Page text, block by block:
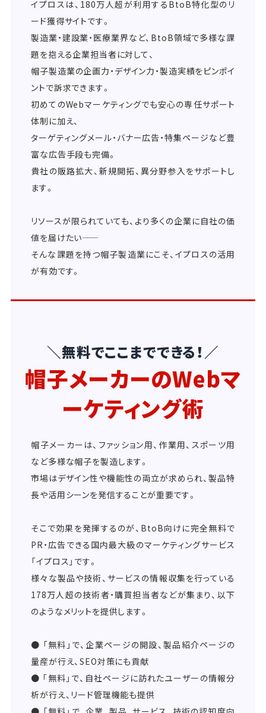
イプロスは、180万人超が利用するBtoB特化型のリ
ード獲得サイトです。
製造業・建設業・医療業界など、BtoB領域で多様な課
題を抱える企業担当者に対して、
帽子製造業の企画力・デザイン力・製造実績をピンポイ
ントで訴求できます。
初めてのWebマーケティングでも安心の専任サポート
体制に加え、
ターゲティングメール・バナー広告・特集ページなど豊
富な広告手段も完備。
貴社の販路拡大、新規開拓、異分野参入をサポートし
ます。
リソースが限られていても、より多くの企業に自社の価
値を届けたい――
そんな課題を持つ帽子製造業にこそ、イプロスの活用
が有効です。
＼無料でここまでできる！／
帽子メーカーのWebマ
ーケティング術
帽子メーカーは、ファッション用、作業用、スポーツ用
など多様な帽子を製造します。
市場はデザイン性や機能性の両立が求められ、製品特
長や活用シーンを発信することが重要です。
そこで効果を発揮するのが、BtoB向けに完全無料で
PR・広告できる国内最大級のマーケティングサービス
「イプロス」です。
様々な製品や技術、サービスの情報収集を行っている
178万人超の技術者・購買担当者などが集まり、以下
のようなメリットを提供します。
● 「無料」で、企業ページの開設、製品紹介ページの
量産が行え、SEO対策にも貢献
● 「無料」で、自社ページに訪れたユーザーの情報分
析が行え、リード管理機能も提供